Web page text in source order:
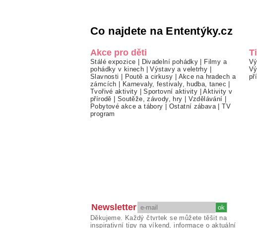
Co najdete na Ententýky.cz
Akce pro děti
Stálé expozice | Divadelní pohádky | Filmy a
pohádky v kinech |Výstavy a veletrhy |
Slavnosti | Poutě a cirkusy | Akce na hradech a
zámcích | Karnevaly, festivaly, hudba, tanec |
Tvořivé aktivity |Sportovní aktivity |Aktivity v
přírodě | Soutěže, závody, hry | Vzdělávání |
Pobytové akce a tábory | Ostatní zábava |TV
program
Newsletter
Děkujeme. Každý čtvrtek se můžete těšit na
inspirativní tipy na víkend, informace o aktuální